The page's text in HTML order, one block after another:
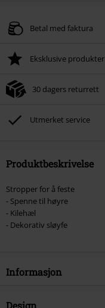
Betal med faktura
Eksklusive produkter
30 dagers returrett
Utmerket service
Produktbeskrivelse
Stropper for å feste
- Spenne til høyre
- Kilehæl
- Dekorativ sløyfe
Informasjon
Artikkelnummer
Design